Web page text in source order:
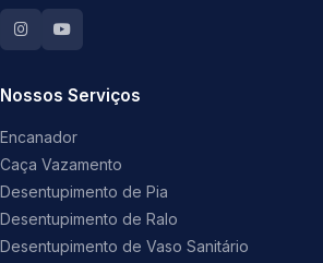
Nossos Serviços
Encanador
Caça Vazamento
Desentupimento de Pia
Desentupimento de Ralo
Desentupimento de Vaso Sanitário